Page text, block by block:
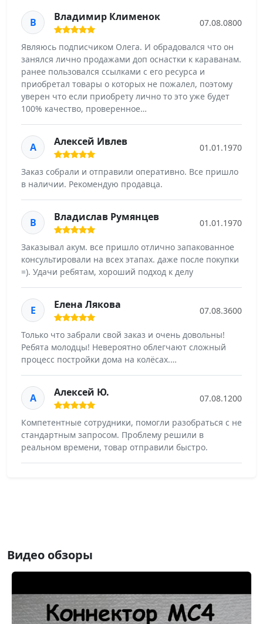
В Владимир Клименок 07.08.0800
Являюсь подписчиком Олега. И обрадовался что он
занялся лично продажами доп оснастки к караванам.
ранее пользовался ссылками с его ресурса и
приобретал товары о которых не пожалел, поэтому
уверен что если приобрету лично то это уже будет
100% качество, проверенное…
А Алексей Ивлев 01.01.1970
Заказ собрали и отправили оперативно. Все пришло
в наличии. Рекомендую продавца.
В Владислав Румянцев 01.01.1970
Заказывал акум. все пришло отлично запакованное
консультировали на всех этапах. даже после покупки
=). Удачи ребятам, хороший подход к делу
Е Елена Лякова 07.08.3600
Только что забрали свой заказ и очень довольны!
Ребята молодцы! Невероятно облегчают сложный
процесс постройки дома на колёсах.…
А Алексей Ю. 07.08.1200
Компетентные сотрудники, помогли разобраться с не
стандартным запросом. Проблему решили в
реальном времени, товар отправили быстро.
Видео обзоры